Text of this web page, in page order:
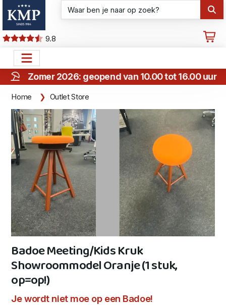
9.8
Zomer 2026: geopend van 10.00 tot 16.00 uur
Home Outlet Store
Badoe Meeting/Kids Kruk
Showroommodel Oranje (1 stuk,
op=op!)
Je wordt niet moe op een Badoe!